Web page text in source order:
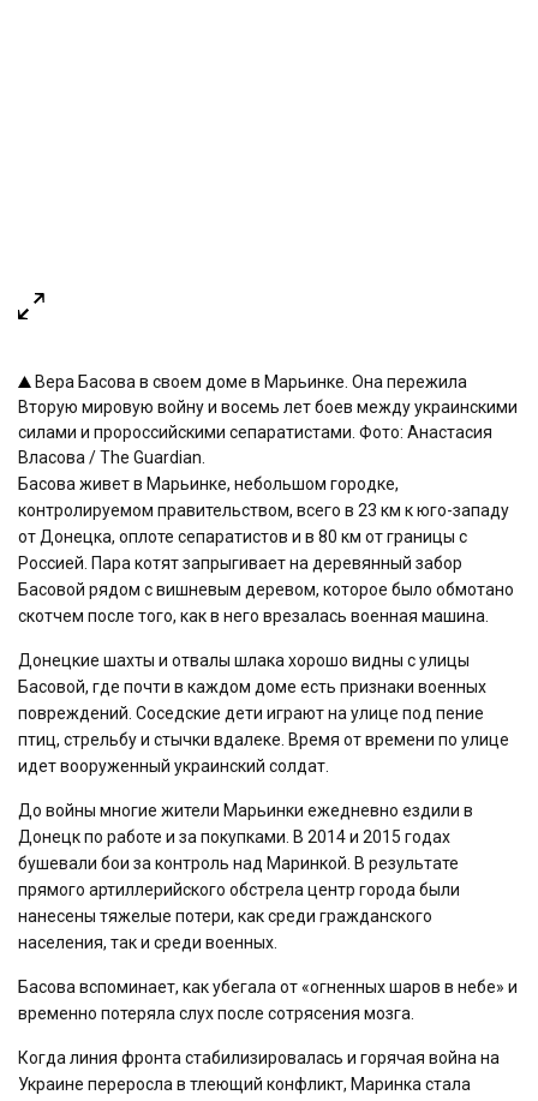
Вера Басова в своем доме в Марьинке. Она пережила
Вторую мировую войну и восемь лет боев между украинскими
силами и пророссийскими сепаратистами. Фото: Анастасия
Власова / The Guardian.
Басова живет в Марьинке, небольшом городке,
контролируемом правительством, всего в 23 км к юго-западу
от Донецка, оплоте сепаратистов и в 80 км от границы с
Россией. Пара котят запрыгивает на деревянный забор
Басовой рядом с вишневым деревом, которое было обмотано
скотчем после того, как в него врезалась военная машина.
Донецкие шахты и отвалы шлака хорошо видны с улицы
Басовой, где почти в каждом доме есть признаки военных
повреждений. Соседские дети играют на улице под пение
птиц, стрельбу и стычки вдалеке. Время от времени по улице
идет вооруженный украинский солдат.
До войны многие жители Марьинки ежедневно ездили в
Донецк по работе и за покупками. В 2014 и 2015 годах
бушевали бои за контроль над Маринкой. В результате
прямого артиллерийского обстрела центр города были
нанесены тяжелые потери, как среди гражданского
населения, так и среди военных.
Басова вспоминает, как убегала от «огненных шаров в небе» и
временно потеряла слух после сотрясения мозга.
Когда линия фронта стабилизировалась и горячая война на
Украине переросла в тлеющий конфликт, Маринка стала